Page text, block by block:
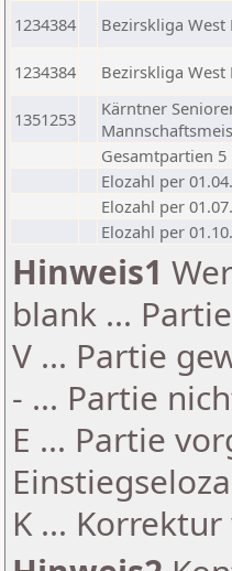
1234384
Bezirskliga West
1234384 Bezirskliga West
1351253
Kärntner
Gesamtpartien 5
Elozahl per
Elozahl per
Elozahl per
Hinweis1
blank ...
V ... Partie
- ... Partie
E ... Partie
K ...